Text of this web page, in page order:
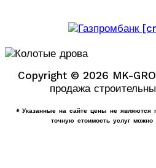
Copyright © 2026 MK-
продажа
* Указанные на сайте цены не являются
точную стоимость услуг